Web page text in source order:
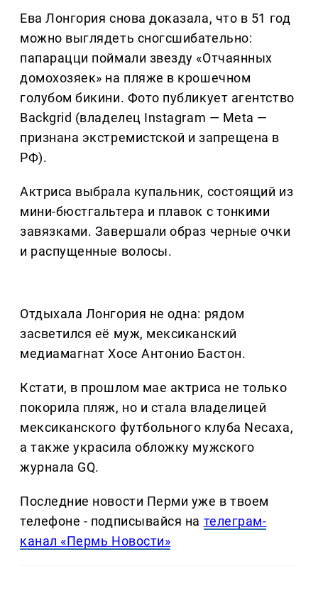
Ева Лонгория снова доказала, что в 51 год
можно выглядеть сногсшибательно:
папарацци поймали звезду «Отчаянных
домохозяек» на пляже в крошечном
голубом бикини. Фото публикует агентство
Backgrid (владелец Instagram — Meta —
признана экстремистской и запрещена в
РФ).
Актриса выбрала купальник, состоящий из
мини-бюстгальтера и плавок с тонкими
завязками. Завершали образ черные очки
и распущенные волосы.
Отдыхала Лонгория не одна: рядом
засветился её муж, мексиканский
медиамагнат Хосе Антонио Бастон.
Кстати, в прошлом мае актриса не только
покорила пляж, но и стала владелицей
мексиканского футбольного клуба Necaxa,
а также украсила обложку мужского
журнала GQ.
Последние новости Перми уже в твоем
телефоне - подписывайся на телеграм-
канал «Пермь Новости»